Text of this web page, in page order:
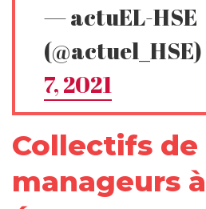
— actuEL-HSE
(@actuel_HSE)
7, 2021
Collectifs
manageurs